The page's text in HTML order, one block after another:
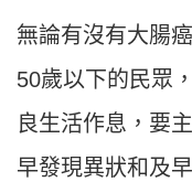
無論有沒有大腸
50歲以下的民眾
良生活作息，要
早發現異狀和及